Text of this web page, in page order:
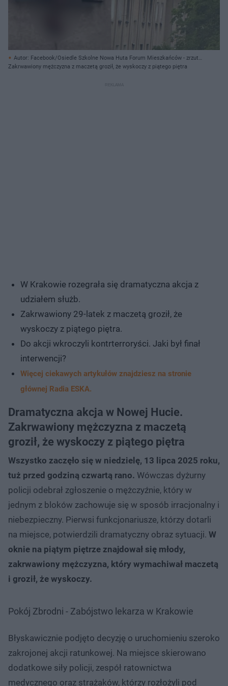
Autor: Facebook/Osiedle Szkolne Nowa Huta Forum Mieszkańców - zrzut
ekranu/ Archiwum prywatne
Zakrwawiony mężczyzna z maczetą groził, że wyskoczy z piątego piętra
W Krakowie rozegrała się dramatyczna akcja z
udziałem służb.
Zakrwawiony 29-latek z maczetą groził, że
wyskoczy z piątego piętra.
Do akcji wkroczyli kontrterroryści. Jaki był finał
interwencji?
Więcej ciekawych artykułów znajdziesz na stronie
głównej Radia ESKA.
Dramatyczna akcja w Nowej Hucie.
Zakrwawiony mężczyzna z maczetą
groził, że wyskoczy z piątego piętra
Wszystko zaczęło się w niedzielę, 13 lipca 2025 roku,
tuż przed godziną czwartą rano. Wówczas dyżurny
policji odebrał zgłoszenie o mężczyźnie, który w
jednym z bloków zachowuje się w sposób irracjonalny i
niebezpieczny. Pierwsi funkcjonariusze, którzy dotarli
na miejsce, potwierdzili dramatyczny obraz sytuacji. W
oknie na piątym piętrze znajdował się młody,
zakrwawiony mężczyzna, który wymachiwał maczetą
i groził, że wyskoczy.
Pokój Zbrodni - Zabójstwo lekarza w Krakowie
Błyskawicznie podjęto decyzję o uruchomieniu szeroko
zakrojonej akcji ratunkowej. Na miejsce skierowano
dodatkowe siły policji, zespół ratownictwa
medycznego oraz strażaków, którzy rozłożyli pod